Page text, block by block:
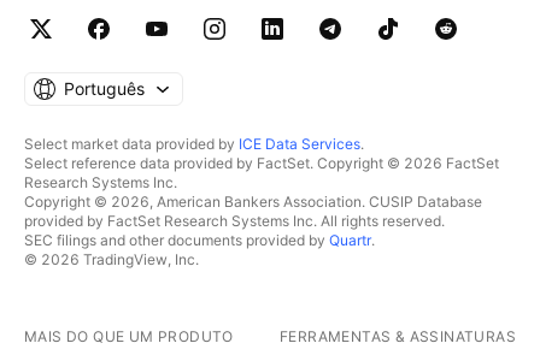
Português
Select market data provided by ICE Data Services.
Select reference data provided by FactSet. Copyright © 2026 FactSet
Research Systems Inc.
Copyright © 2026, American Bankers Association. CUSIP Database
provided by FactSet Research Systems Inc. All rights reserved.
SEC filings and other documents provided by Quartr.
© 2026 TradingView, Inc.
MAIS DO QUE UM PRODUTO FERRAMENTAS & ASSINATURAS